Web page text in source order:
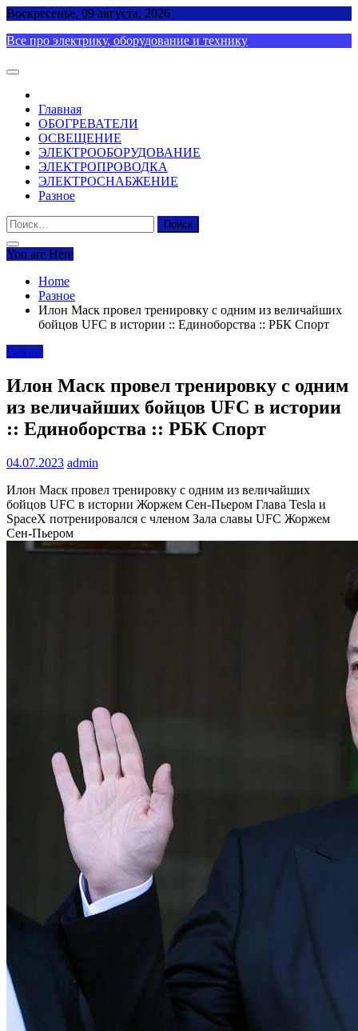
Skip
content
Воскресенье, 09 августа, 2026
Все про электрику, оборудование и технику
Главная
ОБОГРЕВАТЕЛИ
ОСВЕЩЕНИЕ
ЭЛЕКТРООБОРУДОВАНИЕ
ЭЛЕКТРОПРОВОДКА
ЭЛЕКТРОСНАБЖЕНИЕ
Разное
Найти:
You are Here
Home
Разное
Илон Маск провел тренировку с одним из величайших
бойцов UFC в истории :: Единоборства :: РБК Спорт
Разное
Илон Маск провел тренировку с одним
из величайших бойцов UFC в истории
:: Единоборства :: РБК Спорт
04.07.2023 admin
Илон Маск провел тренировку с одним из величайших
бойцов UFC в истории Жоржем Сен-Пьером Глава Tesla и
SpaceX потренировался с членом Зала славы UFC Жоржем
Сен-Пьером